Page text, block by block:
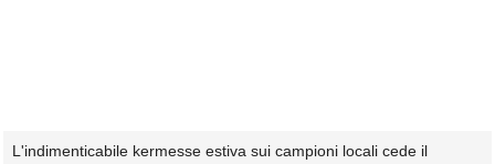
L'indimenticabile kermesse estiva sui campioni locali cede il